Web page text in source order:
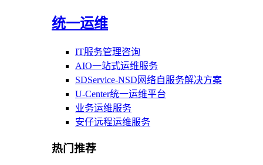
统一运维
IT服务管理咨询
AIO一站式运维服务
SDService-NSD网络自服务解决方案
U-Center统一运维平台
业务运维服务
安仔远程运维服务
热门推荐